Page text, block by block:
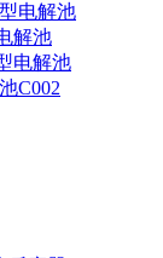
电解池
解池
电解池
C002